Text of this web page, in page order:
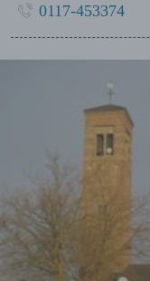
0117-453374